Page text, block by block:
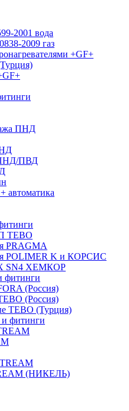
2001 вода
2009 газ
+GF+
ПНД
ПНД/ПВД
автоматика
TEBO
PRAGMA
POLIMER K и КОРСИС
SN4 ХЕМКОР
фитинги
(Россия)
(Россия)
TEBO (Турция)
и фитинги
(НИКЕЛЬ)